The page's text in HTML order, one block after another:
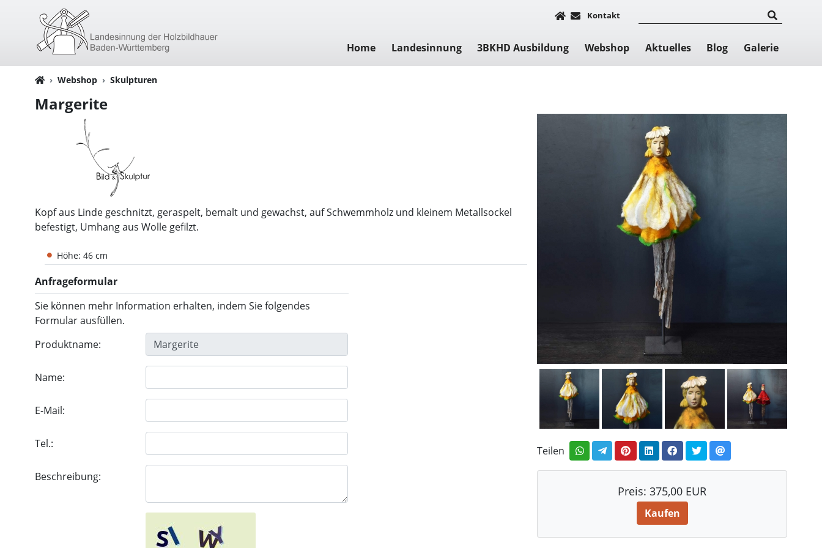
Kontakt
Home Landesinnung 3BKHD Ausbildung Webshop Aktuelles Blog Galerie
Webshop Skulpturen
Margerite
Teilen
Preis: 375,00 EUR
Kaufen
Kopf aus Linde geschnitzt, geraspelt, bemalt und gewachst, auf Schwemmholz und kleinem Metallsockel
befestigt, Umhang aus Wolle gefilzt.
Höhe: 46 cm
Anfrageformular
Sie können mehr Information erhalten, indem Sie folgendes
Formular ausfüllen.
Produktname:
Name:
E-Mail:
Tel.:
Beschreibung: